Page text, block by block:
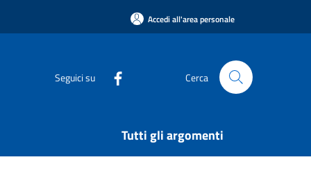
Accedi all'area personale
Seguici su Cerca
Tutti gli argomenti